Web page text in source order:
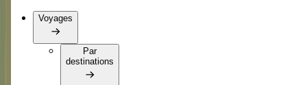
Voyages
Par
destinations